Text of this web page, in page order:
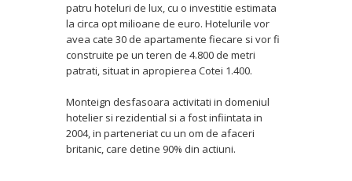
patru hoteluri de lux, cu o investitie estimata
la circa opt milioane de euro. Hotelurile vor
avea cate 30 de apartamente fiecare si vor fi
construite pe un teren de 4.800 de metri
patrati, situat in apropierea Cotei 1.400.
Monteign desfasoara activitati in domeniul
hotelier si rezidential si a fost infiintata in
2004, in parteneriat cu un om de afaceri
britanic, care detine 90% din actiuni.